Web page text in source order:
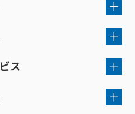
宅
レビ株式会社
放送契約約款
レビ株式会社
レビ株式会社
サービス利用規約
接続サービス
ス
ービス提供に伴う
等に関する規約